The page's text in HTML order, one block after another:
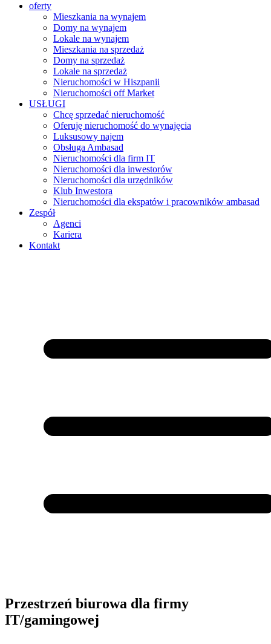
oferty
Mieszkania na wynajem
Domy na wynajem
Lokale na wynajem
Mieszkania na sprzedaż
Domy na sprzedaż
Lokale na sprzedaż
Nieruchomości w Hiszpanii
Nieruchomości off Market
USŁUGI
Chcę sprzedać nieruchomość
Oferuję nieruchomość do wynajęcia
Luksusowy najem
Obsługa Ambasad
Nieruchomości dla firm IT
Nieruchomości dla inwestorów
Nieruchomości dla urzędników
Klub Inwestora
Nieruchomości dla ekspatów i pracowników ambasad
Zespół
Agenci
Kariera
Kontakt
Przestrzeń biurowa dla firmy
IT/gamingowej